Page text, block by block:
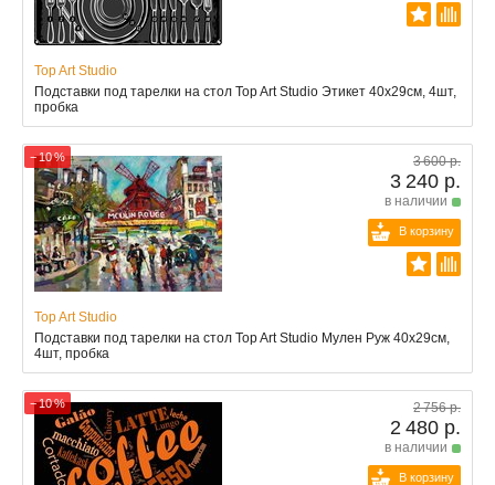
Top Art Studio
Подставки под тарелки на стол Top Art Studio Этикет 40x29см, 4шт,
пробка
− 10 % 3 600 р.
3 240 р.
в наличии
В корзину
Top Art Studio
Подставки под тарелки на стол Top Art Studio Мулен Руж 40x29см,
4шт, пробка
− 10 % 2 756 р.
2 480 р.
в наличии
В корзину